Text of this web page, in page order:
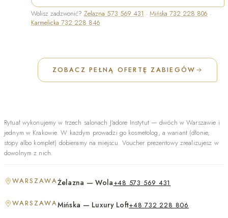
Wolisz zadzwonić? Żelazna 573 569 431 · Mińska 732 228 806 ·
Karmelicka 732 228 846
ZOBACZ PEŁNĄ OFERTĘ ZABIEGÓW
Rytuał wykonujemy w trzech salonach J'adore Instytut — dwóch wWarszawie i
jednym w Krakowie. W każdym prowadzi go kosmetolog, a wariant (dłonie,
stopy albo komplet) dobieramy na miejscu. Voucher prezentowy zrealizujesz w
dowolnym z nich.
WARSZAWAŻelazna — Wola+48 573 569 431
WARSZAWAMińska — Luxury Loft+48 732 228 806